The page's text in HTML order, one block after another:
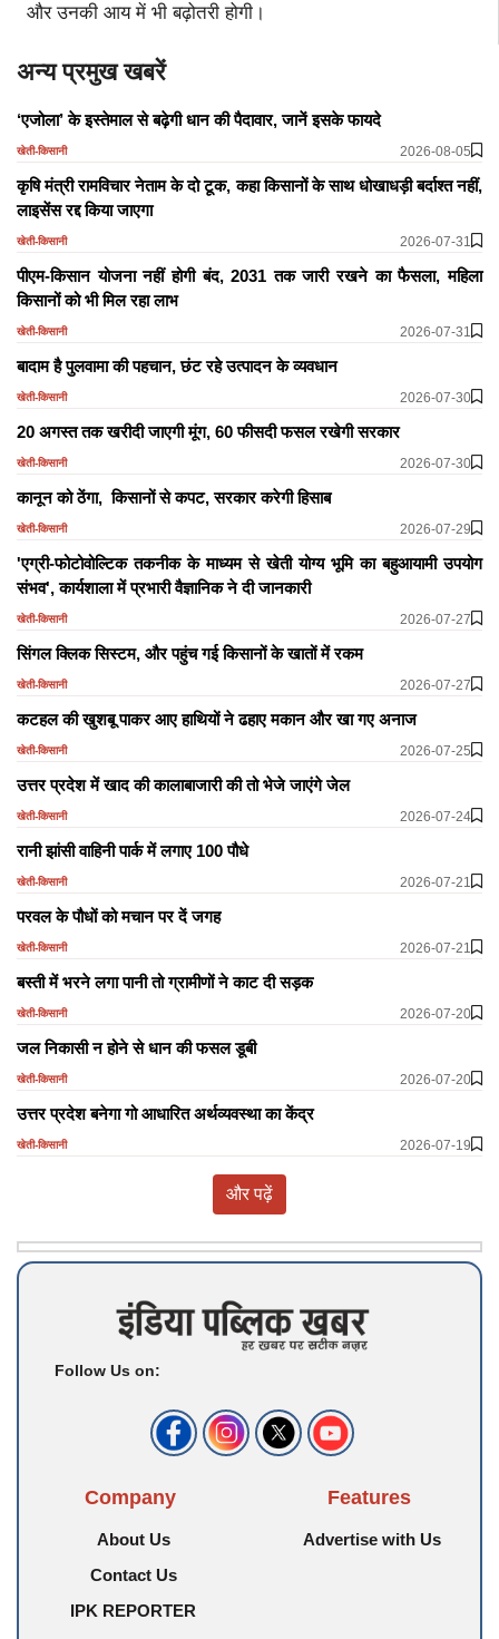
और उनकी आय में भी बढ़ोतरी होगी।
अन्य प्रमुख खबरें
‘एजोला’ के इस्तेमाल से बढ़ेगी धान की पैदावार, जानें इसके फायदे
खेती-किसानी 2026-08-05
कृषि मंत्री रामविचार नेताम के दो टूक, कहा किसानों के साथ धोखाधड़ी बर्दाश्त नहीं,
लाइसेंस रद्द किया जाएगा
खेती-किसानी 2026-07-31
पीएम-किसान योजना नहीं होगी बंद, 2031 तक जारी रखने का फैसला, महिला
किसानों को भी मिल रहा लाभ
खेती-किसानी 2026-07-31
बादाम है पुलवामा की पहचान, छंट रहे उत्पादन के व्यवधान
खेती-किसानी 2026-07-30
20 अगस्त तक खरीदी जाएगी मूंग, 60 फीसदी फसल रखेगी सरकार
खेती-किसानी 2026-07-30
कानून को ठेंगा, किसानों से कपट, सरकार करेगी हिसाब
खेती-किसानी 2026-07-29
'एग्री-फोटोवोल्टिक तकनीक के माध्यम से खेती योग्य भूमि का बहुआयामी उपयोग
संभव', कार्यशाला में प्रभारी वैज्ञानिक ने दी जानकारी
खेती-किसानी 2026-07-27
सिंगल क्लिक सिस्टम, और पहुंच गई किसानों के खातों में रकम
खेती-किसानी 2026-07-27
कटहल की खुशबू पाकर आए हाथियों ने ढहाए मकान और खा गए अनाज
खेती-किसानी 2026-07-25
उत्तर प्रदेश में खाद की कालाबाजारी की तो भेजे जाएंगे जेल
खेती-किसानी 2026-07-24
रानी झांसी वाहिनी पार्क में लगाए 100 पौधे
खेती-किसानी 2026-07-21
परवल के पौधों को मचान पर दें जगह
खेती-किसानी 2026-07-21
बस्ती में भरने लगा पानी तो ग्रामीणों ने काट दी सड़क
खेती-किसानी 2026-07-20
जल निकासी न होने से धान की फसल डूबी
खेती-किसानी 2026-07-20
उत्तर प्रदेश बनेगा गो आधारित अर्थव्यवस्था का केंद्र
खेती-किसानी 2026-07-19
और पढ़ें
Follow Us on:
Company
About Us
Contact Us
IPK REPORTER
Features
Advertise with Us